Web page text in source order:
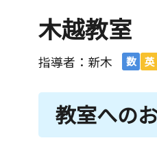
木越教室
指導者：新木 数 英
教室への